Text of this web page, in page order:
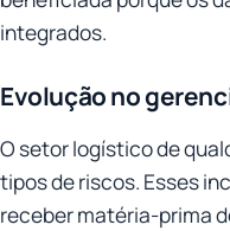
integrados.
Evolução no
O setor logístico de
tipos de riscos. Esses
receber matéria-prima